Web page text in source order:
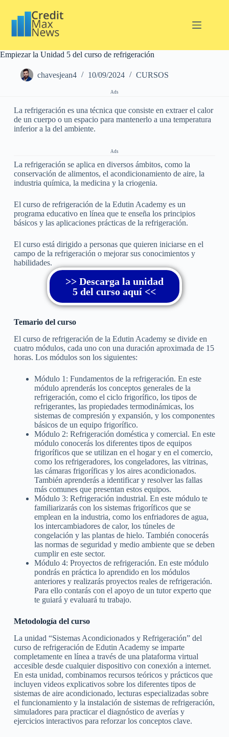
Empiezar la Unidad 5 del curso de refrigeración
chavesjean4 10/09/2024 CURSOS
Ads
La refrigeración es una técnica que consiste en extraer el calor
de un cuerpo o un espacio para mantenerlo a una temperatura
inferior a la del ambiente.
Ads
La refrigeración se aplica en diversos ámbitos, como la
conservación de alimentos, el acondicionamiento de aire, la
industria química, la medicina y la criogenia.
El curso de refrigeración de la Edutin Academy es un
programa educativo en línea que te enseña los principios
básicos y las aplicaciones prácticas de la refrigeración.
El curso está dirigido a personas que quieren iniciarse en el
campo de la refrigeración o mejorar sus conocimientos y
habilidades.
>> Descarga la unidad
5 del curso aquí <<
Temario del curso
El curso de refrigeración de la Edutin Academy se divide en
cuatro módulos, cada uno con una duración aproximada de 15
horas. Los módulos son los siguientes:
Módulo 1: Fundamentos de la refrigeración. En este
módulo aprenderás los conceptos generales de la
refrigeración, como el ciclo frigorífico, los tipos de
refrigerantes, las propiedades termodinámicas, los
sistemas de compresión y expansión, y los componentes
básicos de un equipo frigorífico.
Módulo 2: Refrigeración doméstica y comercial. En este
módulo conocerás los diferentes tipos de equipos
frigoríficos que se utilizan en el hogar y en el comercio,
como los refrigeradores, los congeladores, las vitrinas,
las cámaras frigoríficas y los aires acondicionados.
También aprenderás a identificar y resolver las fallas
más comunes que presentan estos equipos.
Módulo 3: Refrigeración industrial. En este módulo te
familiarizarás con los sistemas frigoríficos que se
emplean en la industria, como los enfriadores de agua,
los intercambiadores de calor, los túneles de
congelación y las plantas de hielo. También conocerás
las normas de seguridad y medio ambiente que se deben
cumplir en este sector.
Módulo 4: Proyectos de refrigeración. En este módulo
pondrás en práctica lo aprendido en los módulos
anteriores y realizarás proyectos reales de refrigeración.
Para ello contarás con el apoyo de un tutor experto que
te guiará y evaluará tu trabajo.
Metodología del curso
La unidad “Sistemas Acondicionados y Refrigeración” del
curso de refrigeración de Edutin Academy se imparte
completamente en línea a través de una plataforma virtual
accesible desde cualquier dispositivo con conexión a internet.
En esta unidad, combinamos recursos teóricos y prácticos que
incluyen videos explicativos sobre los diferentes tipos de
sistemas de aire acondicionado, lecturas especializadas sobre
el funcionamiento y la instalación de sistemas de refrigeración,
simuladores para practicar el diagnóstico de averías y
ejercicios interactivos para reforzar los conceptos clave.